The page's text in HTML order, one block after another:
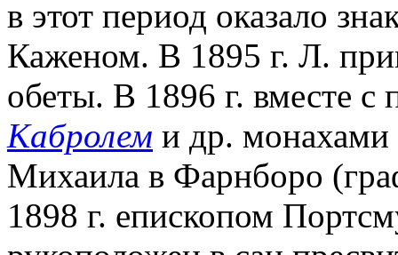
в этот период оказало
Каженом. В 1895 г. Л.
обеты. В 1896 г. вместе
Кабролем и др. монахами
Михаила в Фарнборо
1898 г. епископом